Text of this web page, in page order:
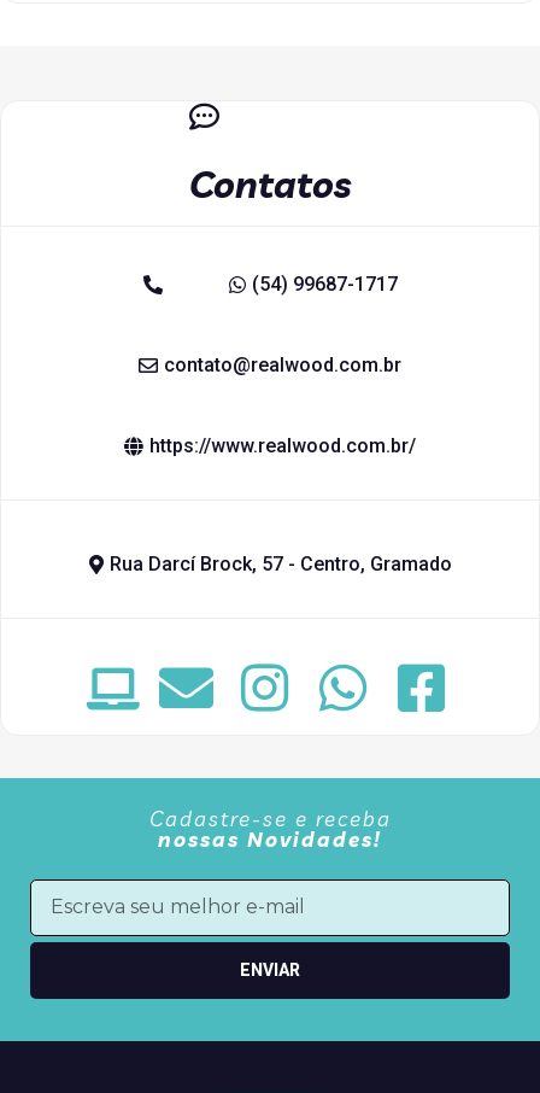
Contatos
(54) 99687-1717
contato@realwood.com.br
https://www.realwood.com.br/
Rua Darcí Brock, 57 - Centro, Gramado
Cadastre-se e receba
nossas Novidades!
ENVIAR